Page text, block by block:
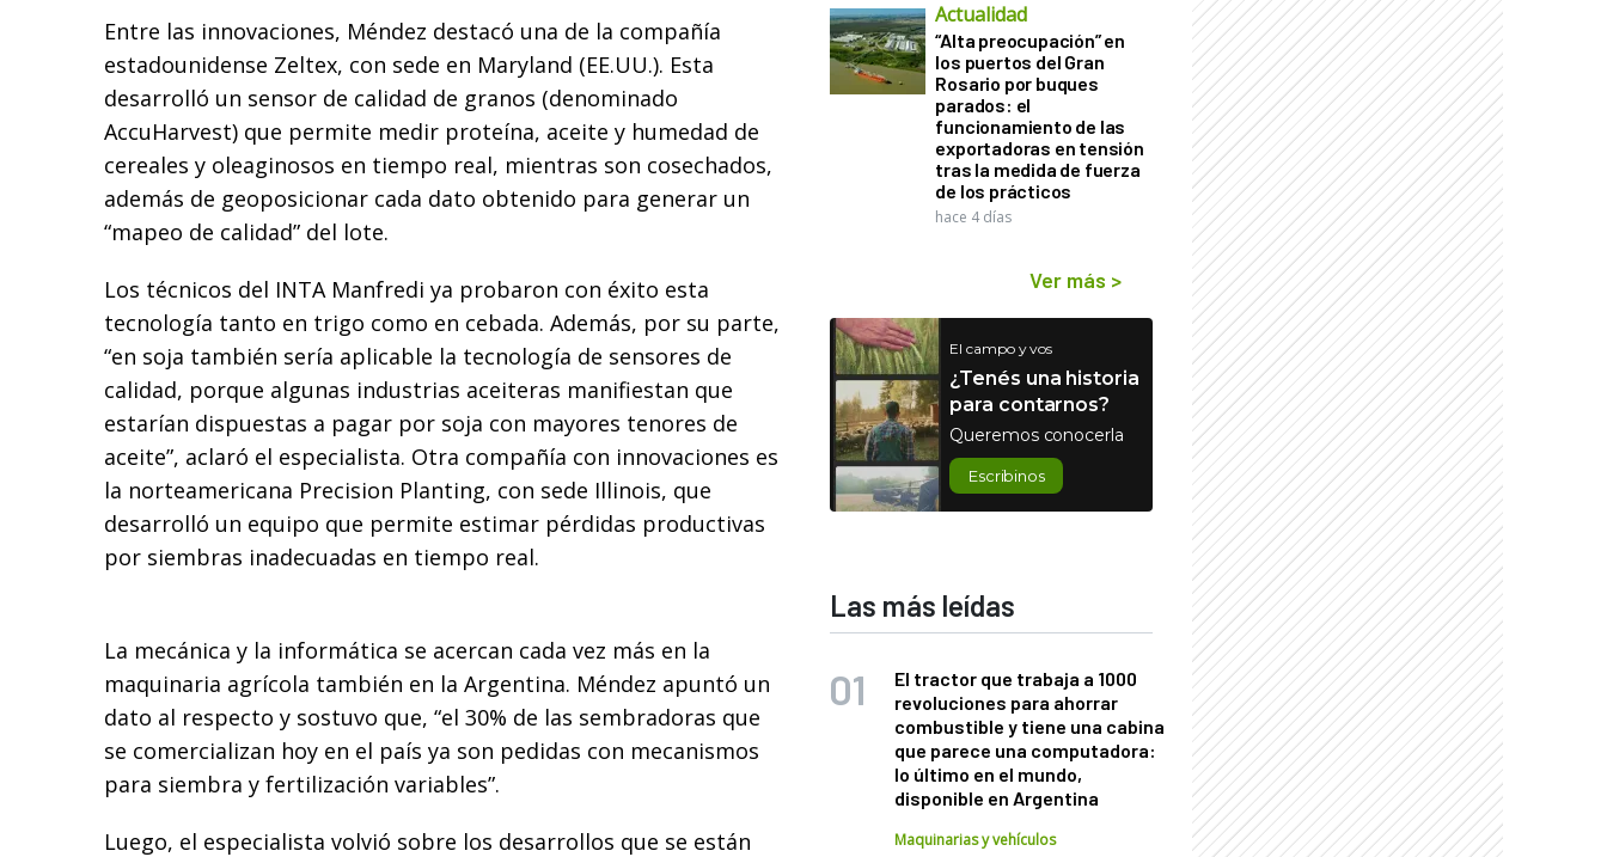
Entre las innovaciones, Méndez destacó una de la compañía
estadounidense Zeltex, con sede en Maryland (EE.UU.). Esta
desarrolló un sensor de calidad de granos (denominado
AccuHarvest) que permite medir proteína, aceite y humedad de
cereales y oleaginosos en tiempo real, mientras son cosechados,
además de geoposicionar cada dato obtenido para generar un
“mapeo de calidad” del lote.
Los técnicos del INTA Manfredi ya probaron con éxito esta
tecnología tanto en trigo como en cebada. Además, por su parte,
“en soja también sería aplicable la tecnología de sensores de
calidad, porque algunas industrias aceiteras manifiestan que
estarían dispuestas a pagar por soja con mayores tenores de
aceite”, aclaró el especialista. Otra compañía con innovaciones es
la norteamericana Precision Planting, con sede Illinois, que
desarrolló un equipo que permite estimar pérdidas productivas
por siembras inadecuadas en tiempo real.
La mecánica y la informática se acercan cada vez más en la
maquinaria agrícola también en la Argentina. Méndez apuntó un
dato al respecto y sostuvo que, “el 30% de las sembradoras que
se comercializan hoy en el país ya son pedidas con mecanismos
para siembra y fertilización variables”.
Luego, el especialista volvió sobre los desarrollos que se están
Actualidad
“Alta preocupación” en
los puertos del Gran
Rosario por buques
parados: el
funcionamiento de las
exportadoras en tensión
tras la medida de fuerza
de los prácticos
hace 4 días
Ver más >
El campo y vos
¿Tenés una historia
para contarnos?
Queremos conocerla
Escribinos
Las más leídas
El tractor que trabaja a 1000
revoluciones para ahorrar
combustible y tiene una cabina
que parece una computadora:
lo último en el mundo,
disponible en Argentina
Maquinarias y vehículos